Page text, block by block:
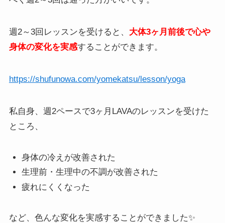
週2～3回レッスンを受けると、 大体3ヶ月前後で心や
身体の変化を実感することができます。
https://shufunowa.com/yomekatsu/lesson/yoga
私自身、週2ペースで3ヶ月LAVAのレッスンを受けた
ところ、
身体の冷えが改善された
生理前・生理中の不調が改善された
疲れにくくなった
など、色んな変化を実感することができました✨